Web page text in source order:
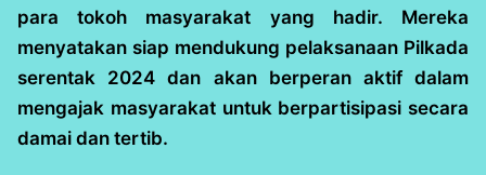
para tokoh masyarakat yang hadir. Mereka
menyatakan siap mendukung pelaksanaan Pilkada
serentak 2024 dan akan berperan aktif dalam
mengajak masyarakat untuk berpartisipasi secara
damai dan tertib.